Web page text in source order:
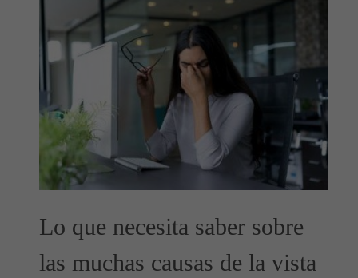
Lo que necesita saber sobre
las muchas causas de la vista